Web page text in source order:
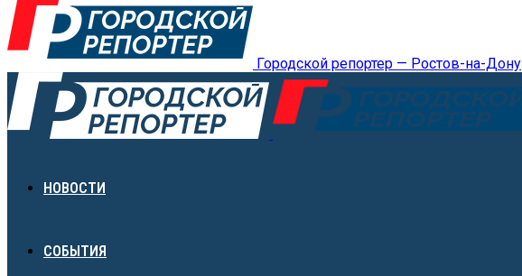
Городской репортер — Ростов-на-Дону
НОВОСТИ
СОБЫТИЯ